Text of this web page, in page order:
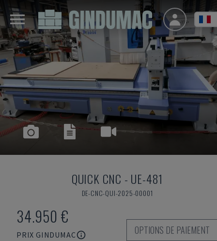
QUICK CNC - UE-481
DE-CNC-QUI-2025-00001
34.950 €
PRIX GINDUMAC
OPTIONS DE PAIEMENT